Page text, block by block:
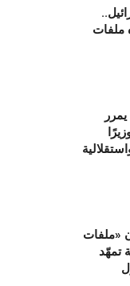
ملفات
«ملفات
تمهّد